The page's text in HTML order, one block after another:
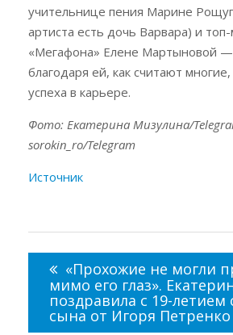
учительнице пения Марине
артиста есть дочь Варвара) и
«Мегафона» Елене Мартыновой
благодаря ей, как считают
успеха в карьере.
Фото: Екатерина Мизулина/
sorokin_ro/Telegram
Источник
записям
«Прохожие не могли
мимо его глаз».
поздравила с 19-летием
сына от Игоря Петренко